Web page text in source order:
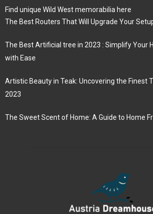
Find unique Wild West memorabilia here
The Best Routers That Will Upgrade Your
The Best Artificial tree in 2023 : Simplify Your
with Ease
Artistic Beauty in Teak: Uncovering the Finest
2023
The Sweet Scent of Home: A Guide to Home